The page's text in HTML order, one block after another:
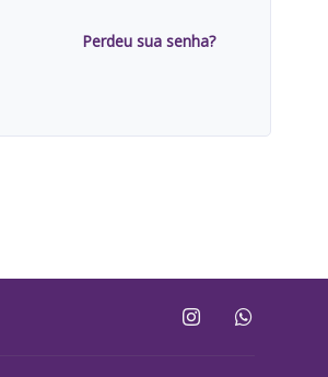
Perdeu sua senha?